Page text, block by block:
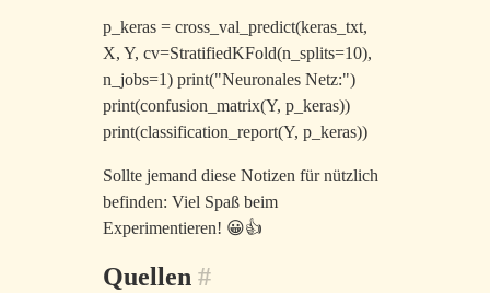
p_keras = cross_val_predict(keras_txt,
X, Y, cv=StratifiedKFold(n_splits=10),
n_jobs=1) print("Neuronales Netz:")
print(confusion_matrix(Y, p_keras))
print(classification_report(Y, p_keras))
Sollte jemand diese Notizen für nützlich
befinden: Viel Spaß beim
Experimentieren! 😀👍
Quellen #